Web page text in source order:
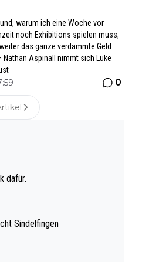
warum ich eine Woche vor
noch Exhibitions spielen muss,
das ganze verdammte Geld
Nathan Aspinall nimmt sich Luke
0
dafür.
Sindelfingen